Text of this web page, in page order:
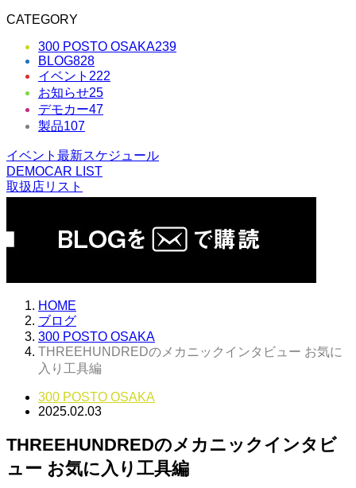
CATEGORY
300 POSTO OSAKA239
BLOG828
イベント 222
お知らせ25
デモカー47
製品107
イベント最新スケジュール
DEMOCAR LIST
取扱店リスト
HOME
ブログ
300 POSTO OSAKA
THREEHUNDREDのメカニックインタビュー お気に
入り工具編
300 POSTO OSAKA
2025.02.03
THREEHUNDREDのメカニックインタビ
ュー お気に入り工具編